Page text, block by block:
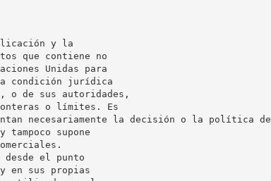
y la
que contiene no
Unidas para
condición jurídica
o de sus autoridades,
o límites. Es
necesariamente la decisión o la política
tampoco supone
desde el punto
en sus propias